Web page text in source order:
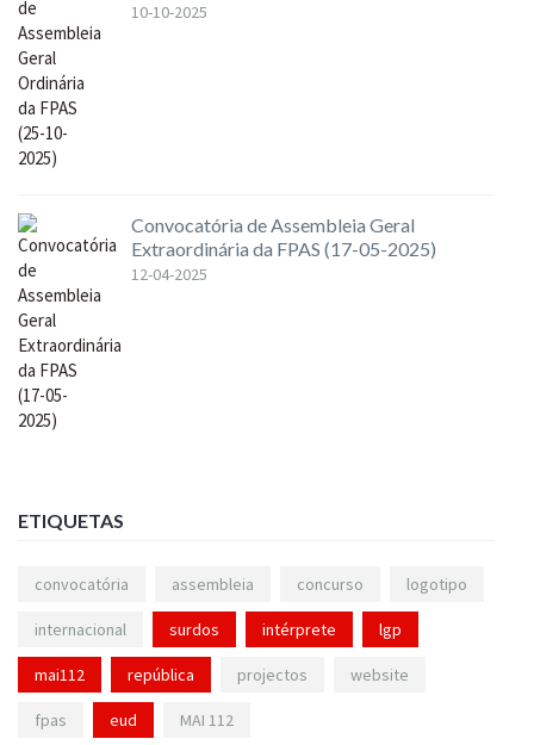
10-10-2025
Convocatória de Assembleia Geral
Extraordinária da FPAS (17-05-2025)
12-04-2025
ETIQUETAS
convocatória assembleia concurso logotipo
internacional surdos intérprete lgp
mai112 república projectos website
fpas eud MAI 112